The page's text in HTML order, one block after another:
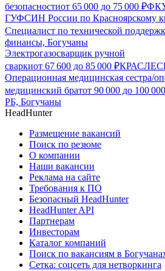
безопасностиот 65 000 до 75 000 ₽
ГУФСИН России по Красноярскому
Специалист по технической
финансы, Богучаны
Электрогазосварщик ручной
сваркиот 67 600 до 85 000 ₽
Операционная медицинская сестра/
медицинский братот 90 000 до 100 000
РБ, Богучаны
HeadHunter
Размещение вакансий
Поиск по резюме
О компании
Наши вакансии
Реклама на сайте
Требования к ПО
Безопасный HeadHunter
HeadHunter API
Партнерам
Инвесторам
Каталог компаний
Поиск по вакансиям в
Сетка: соцсеть для нетворкинга